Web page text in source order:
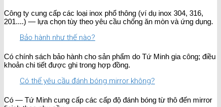
Công ty cung cấp các loại inox phổ thông (ví dụ inox 304, 316,
201....) — lựa chọn tùy theo yêu cầu chống ăn mòn và ứng dụng.
Bảo hành như thế nào?
Có chính sách bảo hành cho sản phẩm do Tứ Minh gia công; điều
khoản chi tiết được ghi trong hợp đồng.
Có thể yêu cầu đánh bóng mirror không?
Có — Tứ Minh cung cấp các cấp độ đánh bóng từ thô đến mirror